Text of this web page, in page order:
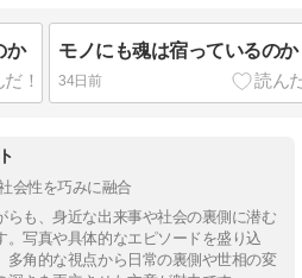
か モノにも魂は宿っているのか
34日前
会性を巧みに融合
らも、身近な出来事や社会の裏側に潜む
写真や具体的なエピソードを盛り込
多角的な視点から日常の裏側や世相の変